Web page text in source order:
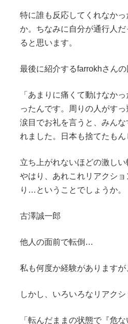
特に誰も反応してくれなか
か。ちなみに自分が通行人
ると思います。
最後に紹介するfarrokhさん
「あまりに痛くて動けなか
ったんです。周りの人がす
涙目でお礼を言うと、みん
れました。日本も捨てたもん
立ち上がれないほどの激し
やはり、あれこれリアクシ
り…ということでしょうか。
古澤誠一郎
他人の面前で転倒…
私も何度か経験があります
しかし、いろいろなリアク
「転んだままの状態で『危